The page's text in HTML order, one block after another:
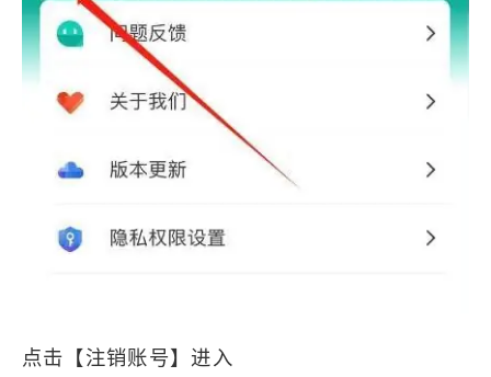
点击【注销账号】进入